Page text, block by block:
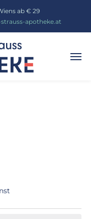
ab € 29
apotheke.at